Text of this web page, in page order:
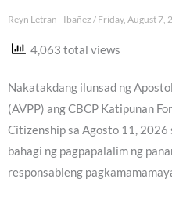
Reyn Letran - Ibañez Friday, August 7,
4,063 total views
Nakatakdang ilunsad ng
(AVPP) ang CBCP Katipunan
Citizenship sa Agosto 11, 2026
bahagi ng pagpapalalim ng
responsableng